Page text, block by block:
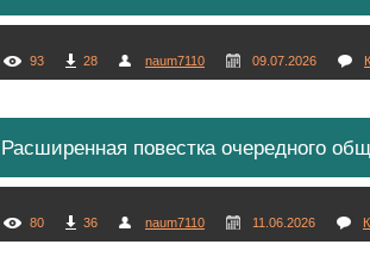
93 28 naum7110 09.07.2026
Расширенная повестка очередного
80 36 naum7110 11.06.2026